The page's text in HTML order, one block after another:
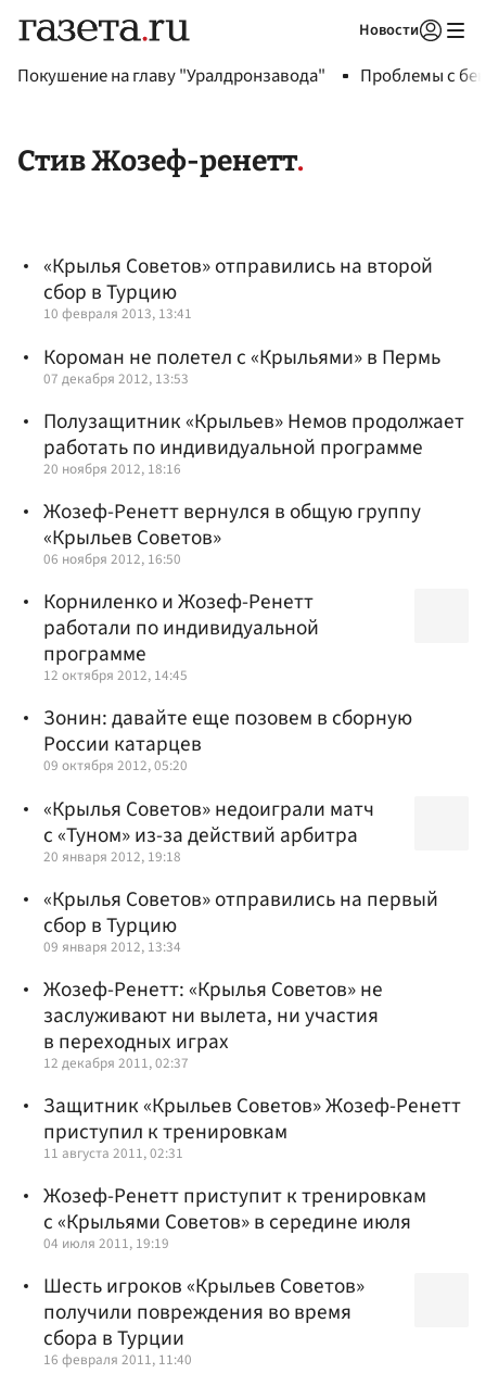
Новости
Покушение на главу "Уралдронзавода" Проблемы с
Стив Жозеф-ренетт
«Крылья Советов» отправились на второй
сбор в Турцию
10 февраля 2013, 13:41
Короман не полетел с «Крыльями» в Пермь
07 декабря 2012, 13:53
Полузащитник «Крыльев» Немов продолжает
работать по индивидуальной программе
20 ноября 2012, 18:16
Жозеф-Ренетт вернулся в общую группу
«Крыльев Советов»
06 ноября 2012, 16:50
Корниленко и Жозеф-Ренетт
работали по индивидуальной
программе
12 октября 2012, 14:45
Зонин: давайте еще позовем в сборную
России катарцев
09 октября 2012, 05:20
«Крылья Советов» недоиграли матч
с «Туном» из-за действий арбитра
20 января 2012, 19:18
«Крылья Советов» отправились на первый
сбор в Турцию
09 января 2012, 13:34
Жозеф-Ренетт: «Крылья Советов» не
заслуживают ни вылета, ни участия
в переходных играх
12 декабря 2011, 02:37
Защитник «Крыльев Советов» Жозеф-Ренетт
приступил к тренировкам
11 августа 2011, 02:31
Жозеф-Ренетт приступит к тренировкам
с «Крыльями Советов» в середине июля
04 июля 2011, 19:19
Шесть игроков «Крыльев Советов»
получили повреждения во время
сбора в Турции
16 февраля 2011, 11:40